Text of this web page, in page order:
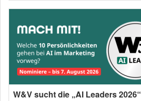
W&V sucht die „AI Leaders 2026“